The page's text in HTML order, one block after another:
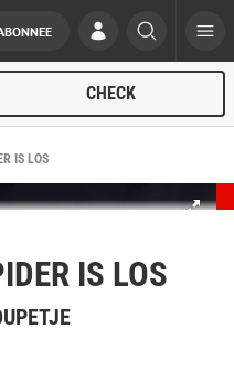
IS LOS
IS LOS